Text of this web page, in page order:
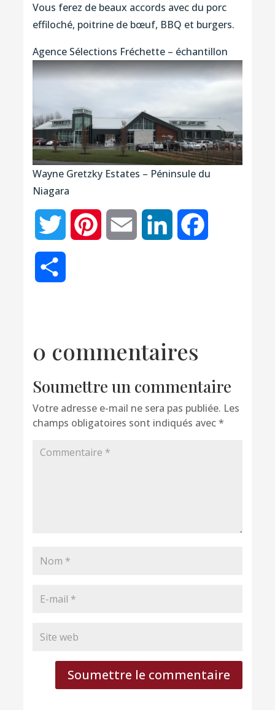
Vous ferez de beaux accords avec du porc
effiloché, poitrine de bœuf, BBQ et burgers.
Agence Sélections Fréchette – échantillon
Wayne Gretzky Estates – Péninsule du
Niagara
Twitter Pinterest Email LinkedIn
0 commentaires
Soumettre un commentaire
Votre adresse e-mail ne sera pas publiée. Les
champs obligatoires sont indiqués avec*
Soumettre le commentaire